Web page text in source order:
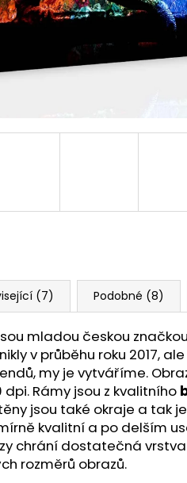
(7) Podobné (8)
mladou českou
v průběhu roku 2017,
my je vytváříme.
Rámy jsou z kvalitního
jsou také okraje a tak
kvalitní a po delším
chrání dostatečná vrstva
rozměrů obrazů.